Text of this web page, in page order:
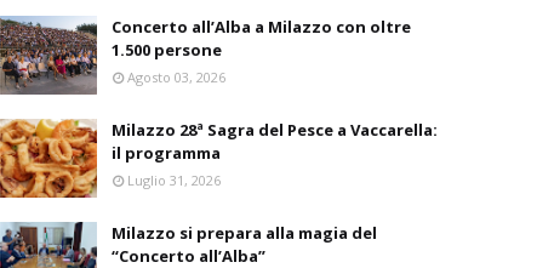
Concerto all’Alba a Milazzo con oltre
1.500 persone
Agosto 03, 2026
Milazzo 28ª Sagra del Pesce a Vaccarella:
il programma
Luglio 31, 2026
Milazzo si prepara alla magia del
“Concerto all’Alba”